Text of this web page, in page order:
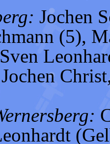
Jochen
(5),